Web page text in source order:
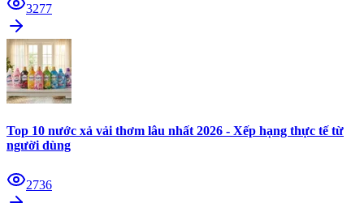
3277
Top 10 nước xả vải thơm lâu nhất 2026 - Xếp hạng thực tế từ
người dùng
2736